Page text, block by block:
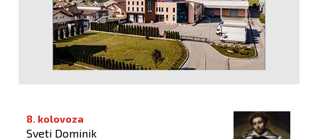
8. kolovoza
Sveti Dominik